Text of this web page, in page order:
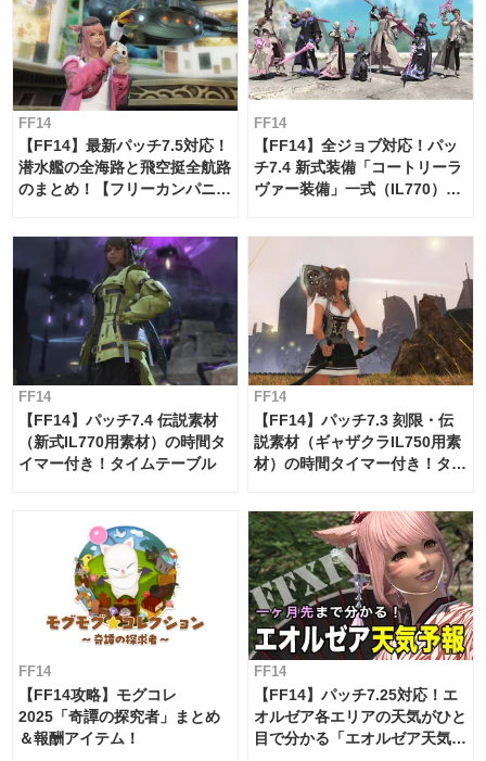
FF14
【FF14】最新パッチ7.5対応！
潜水艦の全海路と飛空挺全航路
のまとめ！【フリーカンパニ
FF14
【FF14】全ジョブ対応！パッ
チ7.4 新式装備「コートリーラ
ヴァー装備」一式（IL770）の
FF14
【FF14】パッチ7.4 伝説素材
（新式IL770用素材）の時間タ
イマー付き！タイムテーブル
FF14
【FF14】パッチ7.3 刻限・伝
説素材（ギャザクラIL750用素
材）の時間タイマー付き！タイ
FF14
【FF14攻略】モグコレ
2025「奇譚の探究者」まとめ
＆報酬アイテム！
FF14
【FF14】パッチ7.25対応！エ
オルゼア各エリアの天気がひと
目で分かる「エオルゼア天気予